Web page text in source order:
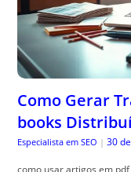
Como Gerar
books
Especialista em SEO 30
práticas de distribuição
suas conversões.